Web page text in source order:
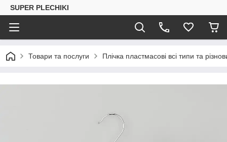
SUPER PLECHIKI
Товари та послуги Плічка пластмасові всі типи та